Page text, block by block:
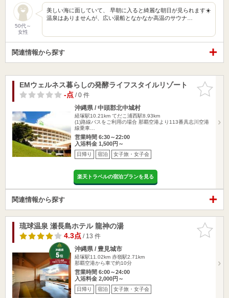
50代～
女性
美しい海に面していて、 早朝に入ると綺麗な朝日が見られます☀️
温泉はありませんが、広い湯船となかなか高温のサウナ…
関連情報から探す
お気に入
りに追加
EMウェルネス暮らしの発酵ライフスタイルリゾート
-点/ 0 件
沖縄県 / 中頭郡北中城村
経塚駅10.21km てだこ浦西駅8.93km
(1)路線バスをご利用の場合 那覇空港より113番具志川空港
線乗車…
営業時間 6:30～22:00
入浴料金 1,500円～
日帰り 宿泊 女子旅・女子会
楽天トラベルの宿泊プランを見る
関連情報から探す
お気に入
りに追加
琉球温泉 瀬長島ホテル 龍神の湯
4.3点/ 13 件
沖縄県 / 豊見城市
経塚駅11.02km 赤嶺駅2.71km
那覇空港から車で約10分
営業時間 6:00～24:00
入浴料金 2,000円～
日帰り 宿泊 女子旅・女子会